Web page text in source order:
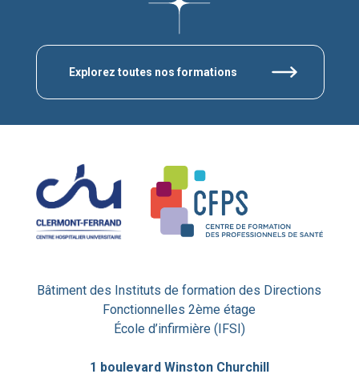
Explorez toutes nos formations
Bâtiment des Instituts de formation des Directions
Fonctionnelles 2ème étage
École d’infirmière (IFSI)
1 boulevard Winston Churchill